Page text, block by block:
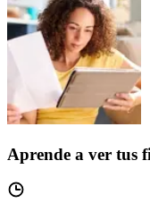
Aprende a ver tus